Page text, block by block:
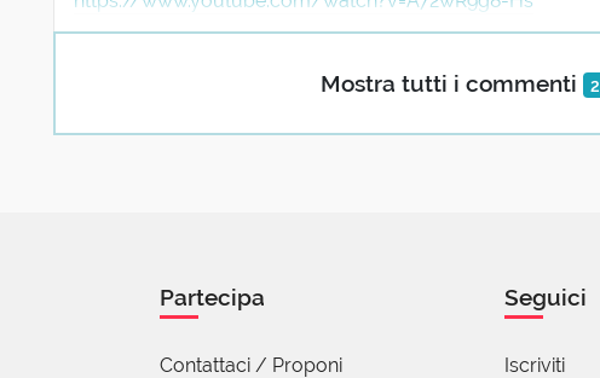
Mostra tutti i commenti 2
Partecipa
Contattaci / Proponi
Seguici
Iscriviti